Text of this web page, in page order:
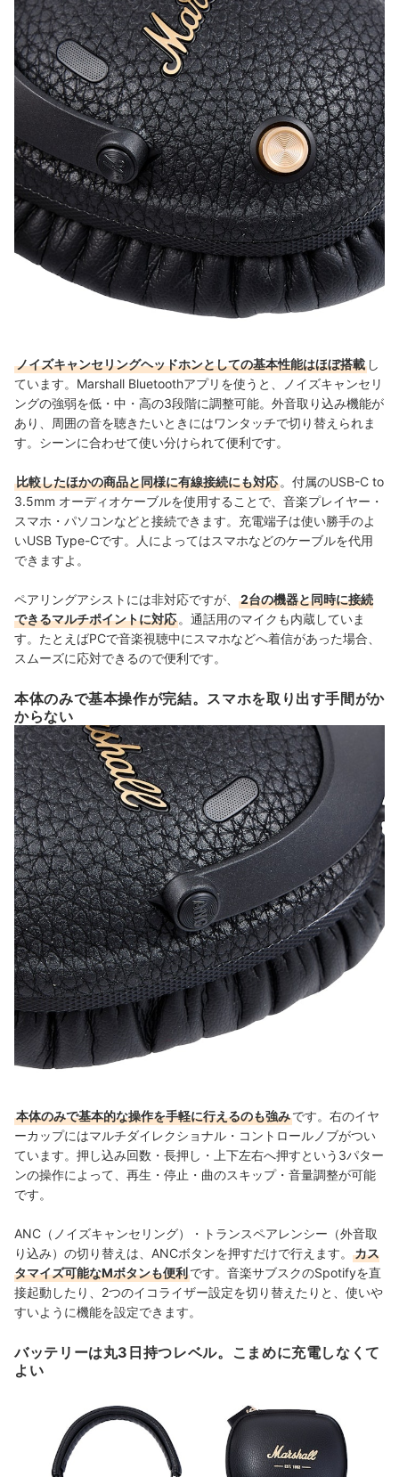
ノイズキャンセリングヘッドホンとしての基本性能はほぼ搭載 し
ています。Marshall Bluetoothアプリを使うと、ノイズキャンセリ
ングの強弱を低・中・高の3段階に調整可能。外音取り込み機能が
あり、周囲の音を聴きたいときにはワンタッチで切り替えられま
す。シーンに合わせて使い分けられて便利です。
比較したほかの商品と同様に有線接続にも対応 。付属のUSB-C to
3.5mm オーディオケーブルを使用することで、音楽プレイヤー・
スマホ・パソコンなどと接続できます。充電端子は使い勝手のよ
いUSB Type-Cです。人によってはスマホなどのケーブルを代用
できますよ。
ペアリングアシストには非対応ですが、
2台の機器と同時に接続
できるマルチポイントに対応 。通話用のマイクも内蔵していま
す。たとえばPCで音楽視聴中にスマホなどへ着信があった場合、
スムーズに応対できるので便利です。
本体のみで基本操作が完結。スマホを取り出す手間がか
からない
本体のみで基本的な操作を手軽に行えるのも強みです。右のイヤ
ーカップにはマルチダイレクショナル・コントロールノブがつい
ています。押し込み回数・長押し・上下左右へ押すという3パター
ンの操作によって、再生・停止・曲のスキップ・音量調整が可能
です。
ANC（ノイズキャンセリング）・トランスペアレンシー（外音取
り込み）の切り替えは、ANCボタンを押すだけで行えます。
カス
タマイズ可能なMボタンも便利です。音楽サブスクのSpotifyを直
接起動したり、2つのイコライザー設定を切り替えたりと、使いや
すいように機能を設定できます。
バッテリーは丸3日持つレベル。こまめに充電しなくて
よい